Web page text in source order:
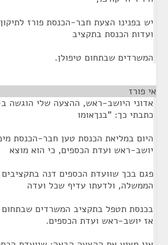
יש בפנינו הצעת חבר-הכנסת פורז לתיקון
ועדות הכנסת בתקציב
המשרדים שבתחום טיפולן.
אי פורז
כתבתי כך: "בנךאומו
היום במליאת הכנסת טען חבר-הכנסת
יושב-ראש ועדת הכספים, כי הוא מוצא
פגם בכך שוועדת הכספים דנה
הממשלה, ולדעתו עדיף שכל ועדה
בכנסת תטפל בתקציב המשרדים
אז יושב-ראש ועדת הכספים.